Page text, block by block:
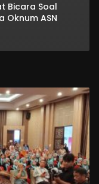
Bicara Soal
Oknum ASN